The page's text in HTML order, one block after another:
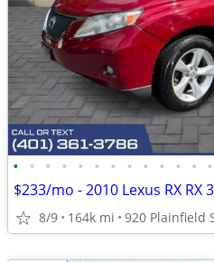
• • • • • • • • • • • • •
$233/mo - 2010 Lexus RX RX
8/9 164k mi 920 Plainfield